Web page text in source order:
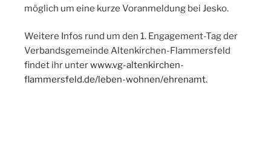
möglich um eine kurze Voranmeldung bei Jesko.
Weitere Infos rund um den 1. Engagement-Tag der
Verbandsgemeinde Altenkirchen-Flammersfeld
findet ihr unterwww.vg-altenkirchen-
flammersfeld.de/leben-wohnen/ehrenamt.